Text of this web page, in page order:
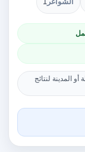
الشواغر 1
أو المدينة لنتائج